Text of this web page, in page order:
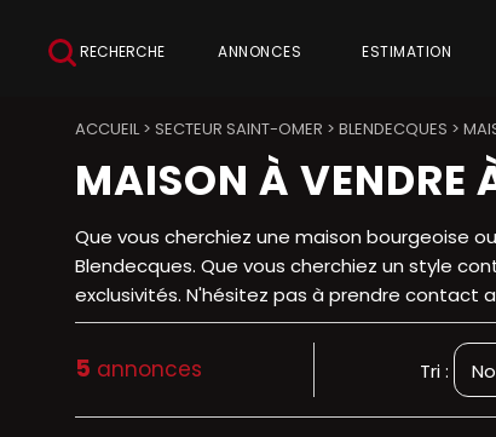
RECHERCHE ANNONCES ESTIMATION
ACCUEIL> SECTEUR SAINT-OMER > BLENDECQUES >
MAISON À VENDRE
Que vous cherchiez une maison bourgeoise
Blendecques. Que vous cherchiez un style
exclusivités. N'hésitez pas à prendre contact
5 annonces Tri :